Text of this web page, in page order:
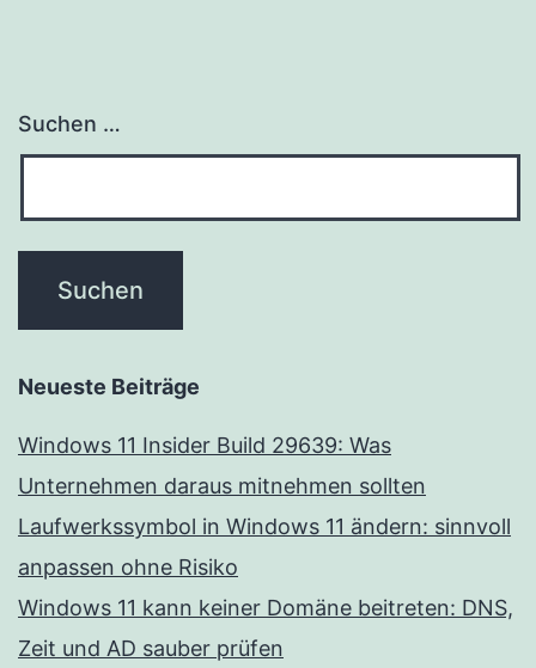
Suchen …
Neueste Beiträge
Windows 11 Insider Build 29639: Was
Unternehmen daraus mitnehmen sollten
Laufwerkssymbol in Windows 11 ändern: sinnvoll
anpassen ohne Risiko
Windows 11 kann keiner Domäne beitreten: DNS,
Zeit und AD sauber prüfen